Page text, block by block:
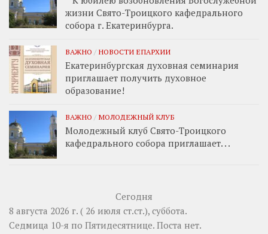
жизни Свято-Троицкого кафедрального
собора г. Екатеринбурга.
ВАЖНО / НОВОСТИ ЕПАРХИИ
Екатеринбургская духовная семинария
приглашает получить духовное
образование!
ВАЖНО / МОЛОДЕЖНЫЙ КЛУБ
Молодежный клуб Свято-Троицкого
кафедрального собора приглашает. . .
Сегодня
8 августа 2026 г. ( 26 июля ст.ст.), суббота.
Седмица 10-я по Пятидесятнице. Поста нет.